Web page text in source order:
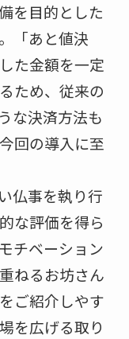
を目的とした
「あと値決
た金額を一定
ため、従来の
な決済方法も
回の導入に至
仏事を執り行
な評価を得ら
チベーション
ねるお坊さん
ご紹介しやす
を広げる取り